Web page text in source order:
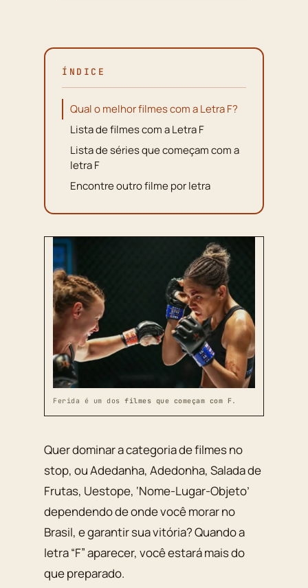
ÍNDICE
Qual o melhor filmes com a Letra F?
Lista de filmes com a Letra F
Lista de séries que começam com a
letra F
Encontre outro filme por letra
Ferida é um dos filmes que começam com F.
Quer dominar a categoria de filmes no
stop, ou Adedanha, Adedonha, Salada de
Frutas, Uestope, ‘Nome-Lugar-Objeto’
dependendo de onde você morar no
Brasil, e garantir sua vitória? Quando a
letra “F” aparecer, você estará mais do
que preparado.